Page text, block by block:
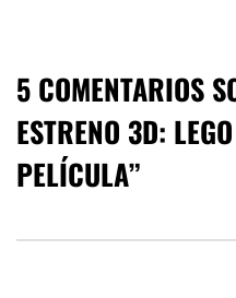
5 COMENTARIOS
ESTRENO 3D:
PELÍCULA”